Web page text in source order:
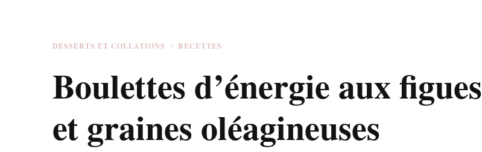
DESSERTS ET COLLATIONS RECETTES
Boulettes d’énergie aux
et graines oléagineuses